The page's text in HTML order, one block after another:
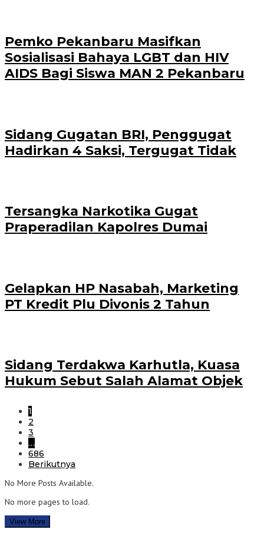
‎Pemko Pekanbaru Masifkan
Sosialisasi Bahaya LGBT dan HIV
AIDS Bagi Siswa MAN 2 Pekanbaru
Sidang Gugatan BRI, Penggugat
Hadirkan 4 Saksi, Tergugat Tidak
Tersangka Narkotika Gugat
Praperadilan Kapolres Dumai
Gelapkan HP Nasabah, Marketing
PT Kredit Plu Divonis 2 Tahun
Sidang Terdakwa Karhutla, Kuasa
Hukum Sebut Salah Alamat Objek
1
2
3
…
686
Berikutnya
No More Posts Available.
No more pages to load.
View More